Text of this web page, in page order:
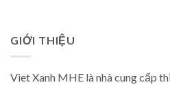
GIỚI THIỆU
Viet Xanh MHE là nhà cung cấp